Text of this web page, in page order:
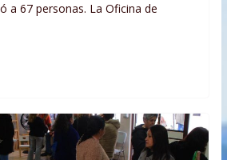
a 67 personas. La Oficina de